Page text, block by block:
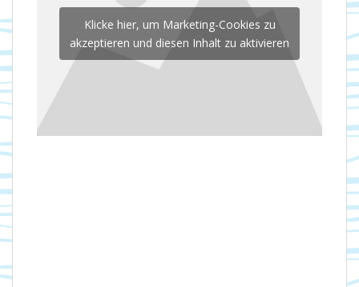
Klicke hier, um Marketing-Cookies zu
akzeptieren und diesen Inhalt zu aktivieren